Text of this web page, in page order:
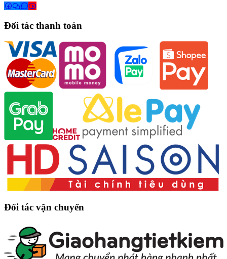
Đối tác thanh toán
Đối tác vận chuyển